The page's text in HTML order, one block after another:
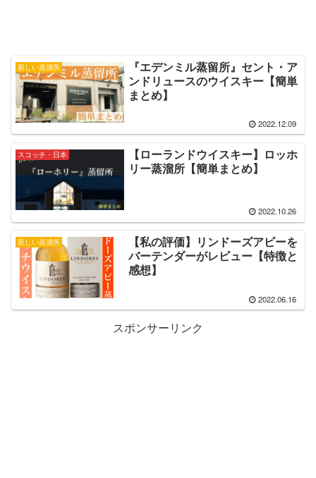
新しい蒸溜所
『エデンミル蒸留所』セント・ア
ンドリュースのウイスキー【簡単
まとめ】
2022.12.09
スコッチ・日本
【ローランドウイスキー】ロッホ
リー蒸溜所【簡単まとめ】
2022.10.26
新しい蒸溜所
【私の評価】リンドーズアビーを
バーテンダーがレビュー【特徴と
感想】
2022.06.16
スポンサーリンク